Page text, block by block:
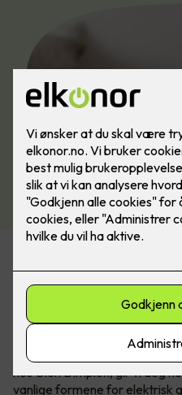
gulvvarme, men spesielt
Om du skal velge det ene
underlag, hvilket gulv du skal
størrelse på rommet.
Sammen med Kim Due-
hos Glen Dimplex, gir vi deg
vanlige formene for elektrisk